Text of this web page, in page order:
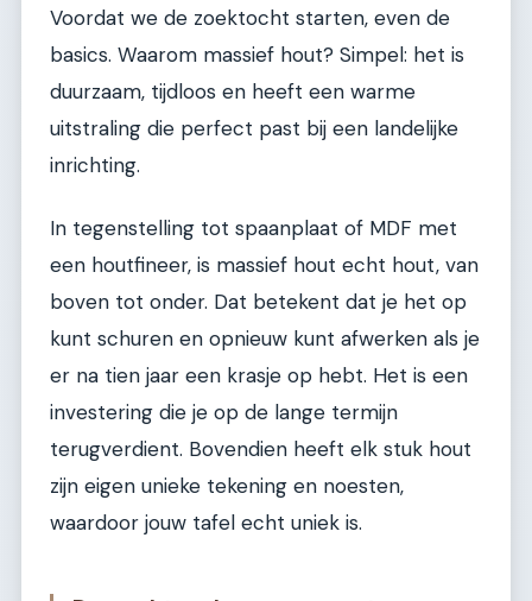
Voordat we de zoektocht starten, even de
basics. Waarom massief hout? Simpel: het is
duurzaam, tijdloos en heeft een warme
uitstraling die perfect past bij een landelijke
inrichting.
In tegenstelling tot spaanplaat of MDF met
een houtfineer, is massief hout echt hout, van
boven tot onder. Dat betekent dat je het op
kunt schuren en opnieuw kunt afwerken als je
er na tien jaar een krasje op hebt. Het is een
investering die je op de lange termijn
terugverdient. Bovendien heeft elk stuk hout
zijn eigen unieke tekening en noesten,
waardoor jouw tafel echt uniek is.